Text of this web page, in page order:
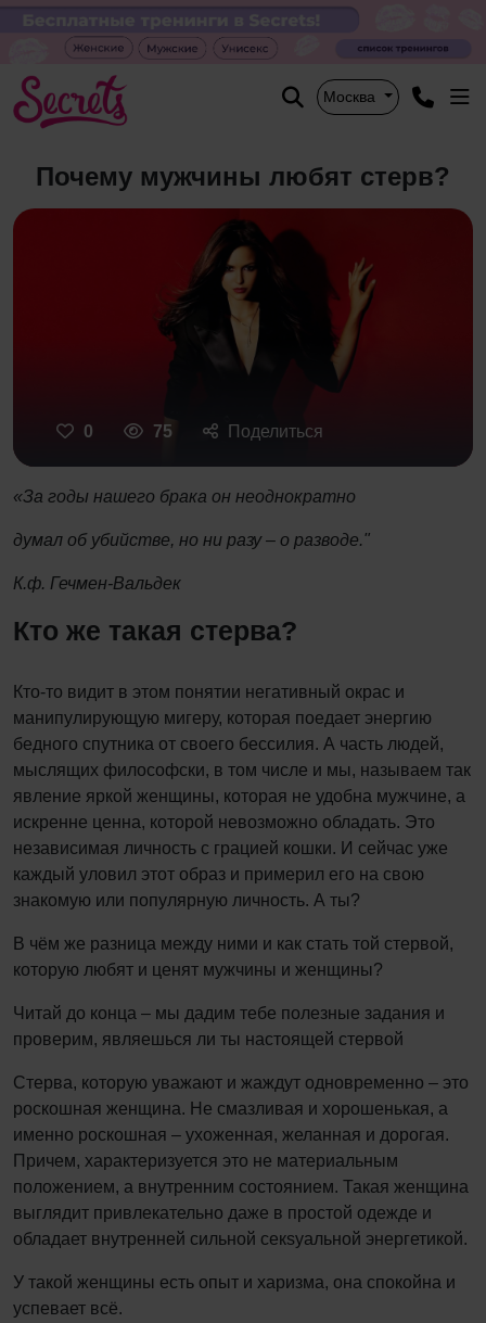
Москва
Почему мужчины любят стерв?
0 75 Поделиться
«За годы нашего брака он неоднократно
думал об убийстве, но ни разу – о разводе."
К.ф. Гечмен-Вальдек
Кто же такая стерва?
Кто-то видит в этом понятии негативный окрас и
манипулирующую мигеру, которая поедает энергию
бедного спутника от своего бессилия. А часть людей,
мыслящих философски, в том числе и мы, называем так
явление яркой женщины, которая не удобна мужчине, а
искренне ценна, которой невозможно обладать. Это
независимая личность с грацией кошки. И сейчас уже
каждый уловил этот образ и примерил его на свою
знакомую или популярную личность. А ты?
В чём же разница между ними и как стать той стервой,
которую любят и ценят мужчины и женщины?
Читай до конца – мы дадим тебе полезные задания и
проверим, являешься ли ты настоящей стервой
Стерва, которую уважают и жаждут одновременно – это
роскошная женщина. Не смазливая и хорошенькая, а
именно роскошная – ухоженная, желанная и дорогая.
Причем, характеризуется это не материальным
положением, а внутренним состоянием. Такая женщина
выглядит привлекательно даже в простой одежде и
обладает внутренней сильной секsyальной энергетикой.
У такой женщины есть опыт и харизма, она спокойна и
успевает всё.